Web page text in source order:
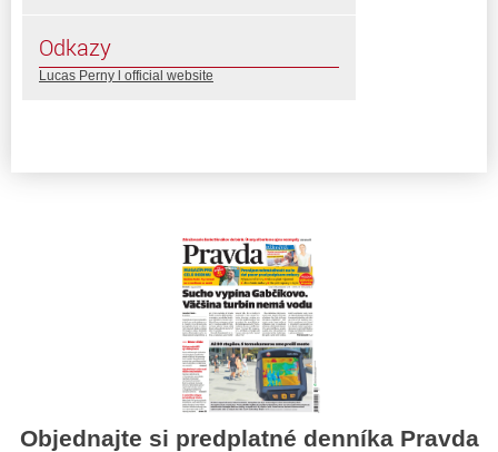
Odkazy
Lucas Perny l official website
Objednajte si predplatné denníka Pravda